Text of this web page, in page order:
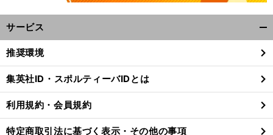
サービス
閉
る
推奨環境
集英社ID・スポルティーバIDとは
利用規約・会員規約
特定商取引法に基づく表示・その他の事項